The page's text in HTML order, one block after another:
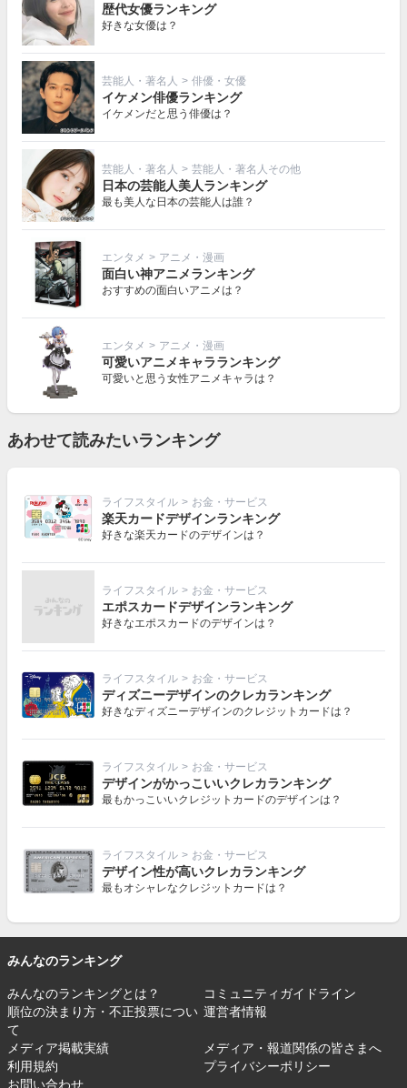
歴代女優ランキング
好きな女優は？
芸能人・著名人 > 俳優・女優
イケメン俳優ランキング
イケメンだと思う俳優は？
芸能人・著名人 > 芸能人・著名人その他
日本の芸能人美人ランキング
最も美人な日本の芸能人は誰？
エンタメ > アニメ・漫画
面白い神アニメランキング
おすすめの面白いアニメは？
エンタメ > アニメ・漫画
可愛いアニメキャラランキング
可愛いと思う女性アニメキャラは？
あわせて読みたいランキング
ライフスタイル > お金・サービス
楽天カードデザインランキング
好きな楽天カードのデザインは？
ライフスタイル > お金・サービス
エポスカードデザインランキング
好きなエポスカードのデザインは？
ライフスタイル > お金・サービス
ディズニーデザインのクレカランキング
好きなディズニーデザインのクレジットカードは？
ライフスタイル > お金・サービス
デザインがかっこいいクレカランキング
最もかっこいいクレジットカードのデザインは？
ライフスタイル > お金・サービス
デザイン性が高いクレカランキング
最もオシャレなクレジットカードは？
みんなのランキング
みんなのランキングとは？
コミュニティガイドライン
順位の決まり方・不正投票につい
て
運営者情報
メディア掲載実績
メディア・報道関係の皆さまへ
利用規約
プライバシーポリシー
お問い合わせ